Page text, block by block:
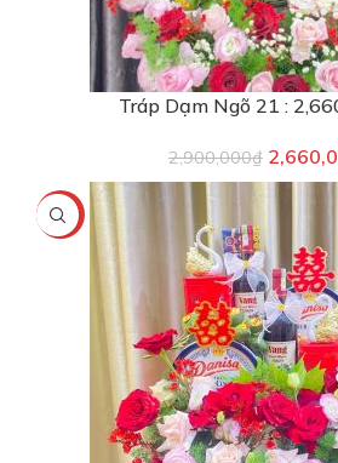
Tráp Dạm Ngõ 21 :
2,900,000₫
-8%